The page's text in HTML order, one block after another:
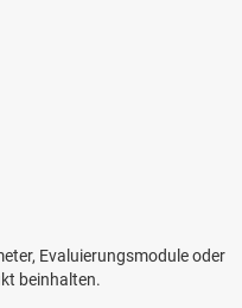
Evaluierungsmodule oder
beinhalten.